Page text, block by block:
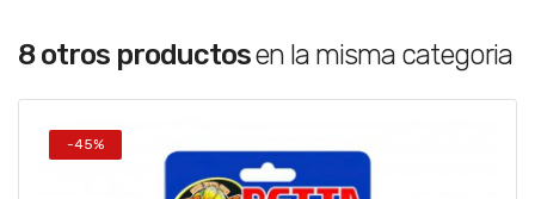
8 otros productosen la misma categoria
-45%